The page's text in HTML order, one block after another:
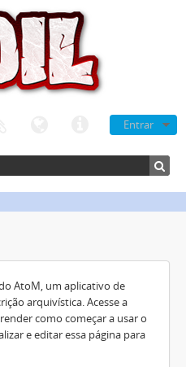
Entrar
AtoM, um aplicativo de
arquivística. Acesse a
como começar a usar o
e editar essa página para